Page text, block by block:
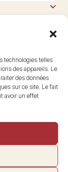
technologies telles
des appareils. Le
des données
sur ce site. Le fait
avoir un effet